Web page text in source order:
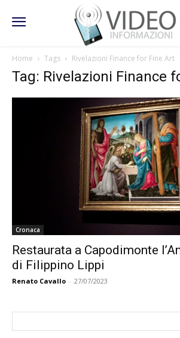
Home Tags Rivelazioni Finance for Fine Art
Tag: Rivelazioni Finance
Cronaca
Restaurata a Capodimonte
di Filippino Lippi
Renato Cavallo - 27/07/2023